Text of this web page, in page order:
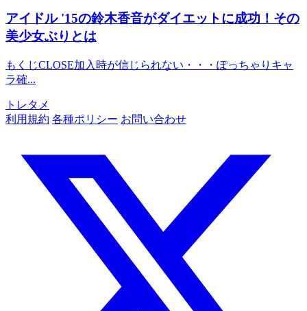
アイドル'15の鈴木香音がダイエットに成功！その
美少女ぶりとは
もくじCLOSE加入時が信じられない・・・ぽっちゃりキャ
ラ確...
トレタメ
利用規約 各種ポリシー お問い合わせ